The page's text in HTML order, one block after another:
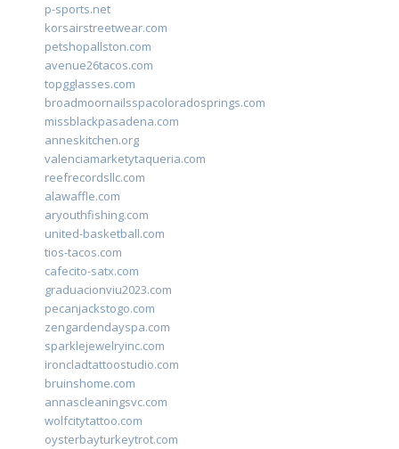
p-sports.net
korsairstreetwear.com
petshopallston.com
avenue26tacos.com
topgglasses.com
broadmoornailsspacoloradosprings.com
missblackpasadena.com
anneskitchen.org
valenciamarketytaqueria.com
reefrecordsllc.com
alawaffle.com
aryouthfishing.com
united-basketball.com
tios-tacos.com
cafecito-satx.com
graduacionviu2023.com
pecanjackstogo.com
zengardendayspa.com
sparklejewelryinc.com
ironcladtattoostudio.com
bruinshome.com
annascleaningsvc.com
wolfcitytattoo.com
oysterbayturkeytrot.com